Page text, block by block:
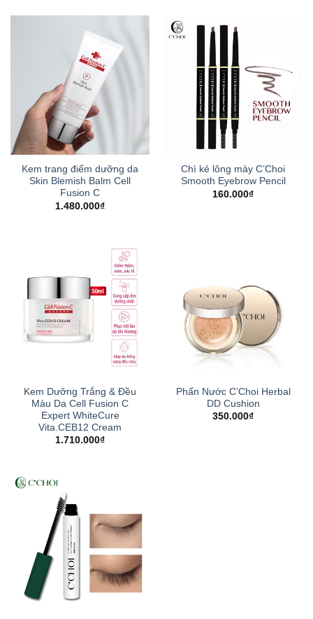
Kem trang điểm dưỡng da
Skin Blemish Balm Cell
Fusion C
1.480.000₫
Chì kẻ lông mày C’Choi
Smooth Eyebrow Pencil
160.000₫
Kem Dưỡng Trắng & Đều
Màu Da Cell Fusion C
Expert WhiteCure
Vita.CEB12 Cream
1.710.000₫
Phấn Nước C’Choi Herbal
DD Cushion
350.000₫